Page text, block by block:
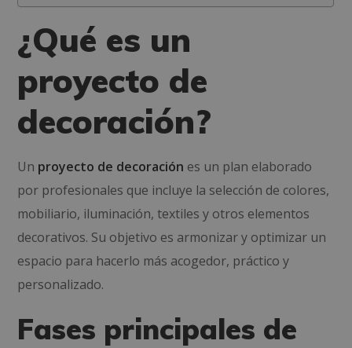
¿Qué es un
proyecto de
decoración?
Un proyecto de decoración es un plan elaborado
por profesionales que incluye la selección de colores,
mobiliario, iluminación, textiles y otros elementos
decorativos. Su objetivo es armonizar y optimizar un
espacio para hacerlo más acogedor, práctico y
personalizado.
Fases principales de